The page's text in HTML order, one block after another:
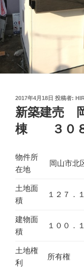
投
稿
日:
2017年4月18日 投稿者:
新築建売
棟 ３０８
物件所
在地
岡山市北
土地面
積
１２７．
建物面
積
１００．
土地権
利
所有権